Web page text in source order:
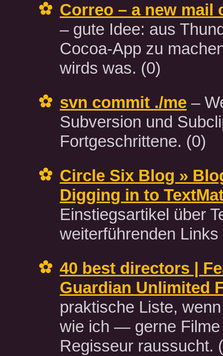
Correo – a new mail
– gute Idee: aus
Cocoa-App zu
wirds was. (0)
svn commit ./me –
Subversion und
Fortgeschrittene. (0)
Circle Six Blog »
Digging in to
Einstiegsartikel über
weiterführenden Links
40 best directors |
Guardian Unlimited
praktische Liste,
wie ich — gerne Filme
Regisseur raussucht.